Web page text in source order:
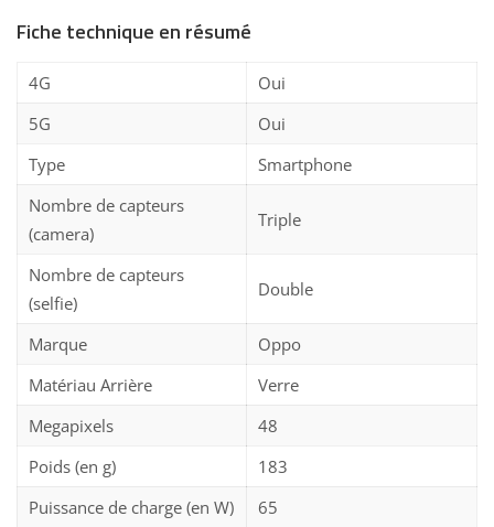
Fiche technique en résumé
4G
Oui
5G
Oui
Type
Smartphone
Nombre de capteurs
(camera)
Triple
Nombre de capteurs
(selfie)
Double
Marque
Oppo
Matériau Arrière
Verre
Megapixels
48
Poids (en g)
183
Puissance de charge (en W)
65